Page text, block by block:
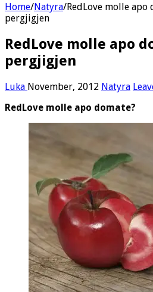
Home/Natyra/RedLove molle apo
pergjigjen
RedLove molle apo
pergjigjen
Luka November, 2012 Natyra
RedLove molle apo domate?